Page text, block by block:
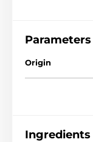
Parameters
Origin
Ingredients